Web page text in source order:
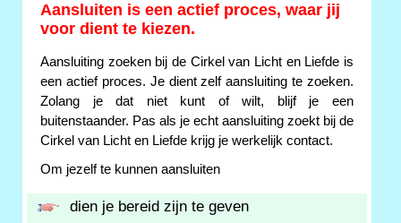
Aansluiten is een actief proces, waar jij
voor dient te kiezen.
Aansluiting zoeken bij de Cirkel van Licht en Liefde is
een actief proces. Je dient zelf aansluiting te zoeken.
Zolang je dat niet kunt of wilt, blijf je een
buitenstaander. Pas als je echt aansluiting zoekt bij de
Cirkel van Licht en Liefde krijg je werkelijk contact.
Om jezelf te kunnen aansluiten
dien je bereid zijn te geven